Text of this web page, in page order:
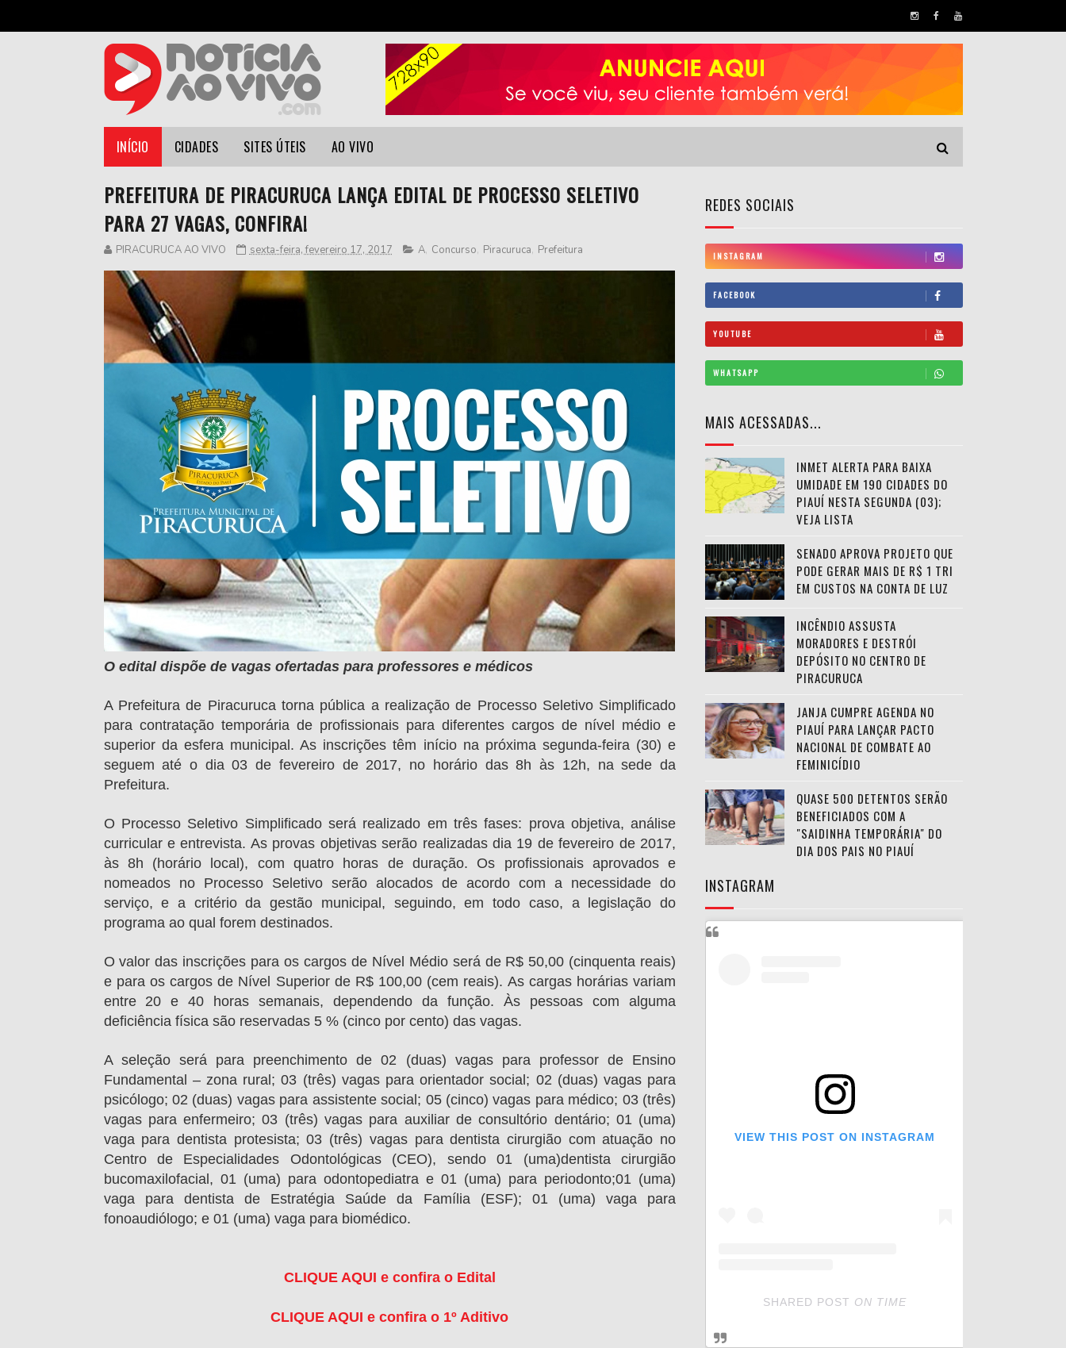
INÍCIO CIDADES SITES ÚTEIS AO VIVO
PREFEITURA DE PIRACURUCA LANÇA EDITAL DE PROCESSO SELETIVO
PARA 27 VAGAS, CONFIRA!
PIRACURUCA AO VIVO sexta-feira, fevereiro 17, 2017 A, Concurso, Piracuruca, Prefeitura
O edital dispõe de vagas ofertadas para professores e médicos
A Prefeitura de Piracuruca torna pública a realização de Processo Seletivo Simplificado
para contratação temporária de profissionais para diferentes cargos de nível médio e
superior da esfera municipal. As inscrições têm início na próxima segunda-feira (30) e
seguem até o dia 03 de fevereiro de 2017, no horário das 8h às 12h, na sede da
Prefeitura.
O Processo Seletivo Simplificado será realizado em três fases: prova objetiva, análise
curricular e entrevista. As provas objetivas serão realizadas dia 19 de fevereiro de 2017,
às 8h (horário local), com quatro horas de duração. Os profissionais aprovados e
nomeados no Processo Seletivo serão alocados de acordo com a necessidade do
serviço, e a critério da gestão municipal, seguindo, em todo caso, a legislação do
programa ao qual forem destinados.
O valor das inscrições para os cargos de Nível Médio será de R$ 50,00 (cinquenta reais)
e para os cargos de Nível Superior de R$ 100,00 (cem reais). As cargas horárias variam
entre 20 e 40 horas semanais, dependendo da função. Às pessoas com alguma
deficiência física são reservadas 5 % (cinco por cento) das vagas.
A seleção será para preenchimento de 02 (duas) vagas para professor de Ensino
Fundamental – zona rural; 03 (três) vagas para orientador social; 02 (duas) vagas para
psicólogo; 02 (duas) vagas para assistente social; 05 (cinco) vagas para médico; 03 (três)
vagas para enfermeiro; 03 (três) vagas para auxiliar de consultório dentário; 01 (uma)
vaga para dentista protesista; 03 (três) vagas para dentista cirurgião com atuação no
Centro de Especialidades Odontológicas (CEO), sendo 01 (uma)dentista cirurgião
bucomaxilofacial, 01 (uma) para odontopediatra e 01 (uma) para periodonto;01 (uma)
vaga para dentista de Estratégia Saúde da Família (ESF); 01 (uma) vaga para
fonoaudiólogo; e 01 (uma) vaga para biomédico.
CLIQUE AQUI e confira o Edital
CLIQUE AQUI e confira o 1º Aditivo
REDES SOCIAIS
INSTAGRAM
FACEBOOK
YOUTUBE
WHATSAPP
MAIS ACESSADAS...
INMET ALERTA PARA BAIXA
UMIDADE EM 190 CIDADES DO
PIAUÍ NESTA SEGUNDA (03);
VEJA LISTA
SENADO APROVA PROJETO QUE
PODE GERAR MAIS DE R$ 1 TRI
EM CUSTOS NA CONTA DE LUZ
INCÊNDIO ASSUSTA
MORADORES E DESTRÓI
DEPÓSITO NO CENTRO DE
PIRACURUCA
JANJA CUMPRE AGENDA NO
PIAUÍ PARA LANÇAR PACTO
NACIONAL DE COMBATE AO
FEMINICÍDIO
QUASE 500 DETENTOS SERÃO
BENEFICIADOS COM A
"SAIDINHA TEMPORÁRIA" DO
DIA DOS PAIS NO PIAUÍ
INSTAGRAM
VIEW THIS POST ON INSTAGRAM
SHARED POST ON TIME